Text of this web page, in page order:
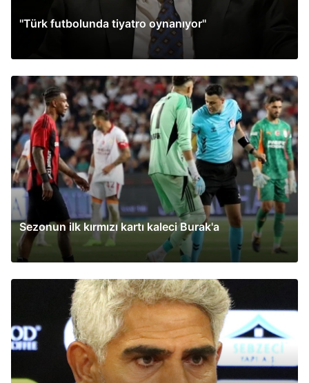
''Türk futbolunda tiyatro oynanıyor''
Sezonun ilk kırmızı kartı kaleci Burak'a